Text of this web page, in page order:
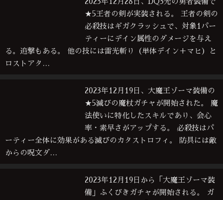
★5王者の剣が実装される。 王者の剣の
必殺技はギガクラッシュで、対象1パー
ティーにデイン属性のダメージを与え
る。追撃もある。 他の技には雷光斬り（単体デイン＋マヒ）と
ロストアタ…
2023年12月19日、大魔王ゾーマ装備の
★5滅びの魔杖ガチャが開始された。 魔
法使いに特化したスキルであり、会心
率・素早さがアップする。 必殺技はパ
ーティー全体に効果がある滅びのカタストロフィ。 防具には敵
からの呪文ダ…
2023年12月19日から「大魔王ゾーマ装
備」ふくびきガチャが開始される。 ガ